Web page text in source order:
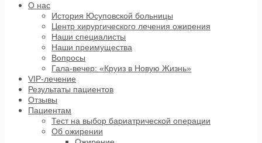
О нас
История Юсуповской больницы
Центр хирургического лечения ожирения
Наши специалисты
Наши преимущества
Вопросы
Гала-вечер: «Круиз в Новую Жизнь»
VIP-лечение
Результаты пациентов
Отзывы
Пациентам
Тест на выбор бариатрической операции
Об ожирении